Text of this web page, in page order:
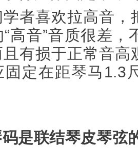
喜欢拉高音，
高音”音质很差，
有损于正常音高
固定在距琴马1.3
码是联结琴皮琴弦